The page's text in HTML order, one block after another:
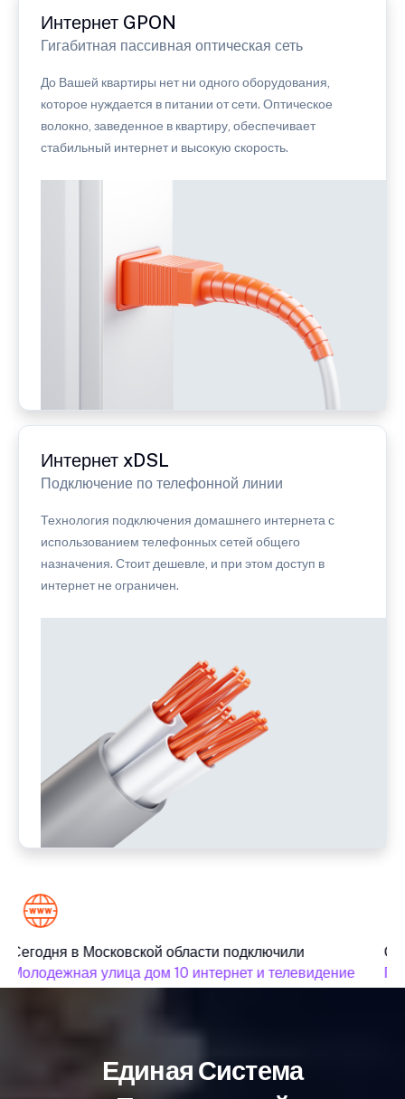
Интернет GPON
Гигабитная пассивная оптическая сеть
До Вашей квартиры нет ни одного оборудования,
которое нуждается в питании от сети. Оптическое
волокно, заведенное в квартиру, обеспечивает
стабильный интернет и высокую скорость.
Интернет xDSL
Подключение по телефонной линии
Технология подключения домашнего интернета с
использованием телефонных сетей общего
назначения. Стоит дешевле, и при этом доступ в
интернет не ограничен.
Сегодня в Московской области подключили
Молодежная улица дом 10 интернет и телевидение
Единая Система